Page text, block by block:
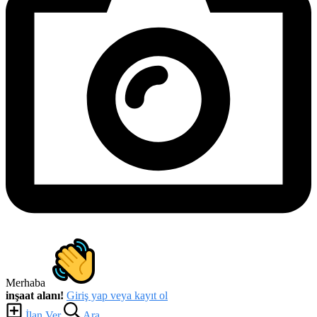
üzerinden hızlıca ulaşabilmektedir.
Kurumsal Proje İhaleleri, Malzeme Tedarik Talepleri ve
B2B ölçekte iş hacmi yaratmak isteyen hazır beton santralleri,
iskele kiralama şirketleri, hafriyatçılar ve anahtar teslim konut
müteahhitlik firmaları, Talep & Teklif modülümüz üzerinden resmi
tedarik süreçlerine dahil olur. Böylece hem bireysel iş gücü arayan
ustalar hem de büyük ölçekli yatırım kovalayan taahhüt şirketleri
kendileri için en doğru indeksleme yapısına doğrudan ulaşır.
Ankara Proje Talepleri
İzmir İnşaat İhaleleri
Bursa Proje İhaleleri
Denizli Malzeme Talepleri
Kocaeli İhale ve Projeler
Merhaba
inşaat alanı! Giriş yap veya kayıt ol